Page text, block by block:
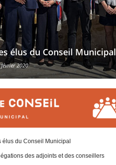
élus du Conseil Municipal
2020
du Conseil Municipal
des adjoints et des conseillers